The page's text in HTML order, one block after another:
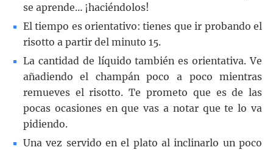
se aprende… ¡haciéndolos!
El tiempo es orientativo: tienes que ir probando el
risotto a partir del minuto 15.
La cantidad de líquido también es orientativa. Ve
añadiendo el champán poco a poco mientras
remueves el risotto. Te prometo que es de las
pocas ocasiones en que vas a notar que te lo va
pidiendo.
Una vez servido en el plato al inclinarlo un poco